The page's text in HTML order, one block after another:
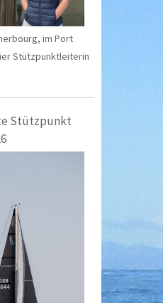
im Port
Stützpunktleiterin
Stützpunkt